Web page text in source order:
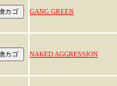
GANG GREEN
NAKED AGGRESSION